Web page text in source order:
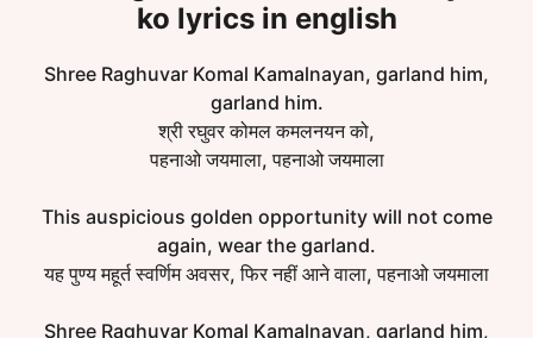
ko lyrics in english
Shree Raghuvar Komal Kamalnayan, garland him,
garland him.
श्री रघुवर कोमल कमलनयन को,
पहनाओ जयमाला, पहनाओ जयमाला
This auspicious golden opportunity will not come
again, wear the garland.
यह पुण्य महूर्त स्वर्णिम अवसर, फिर नहीं आने वाला, पहनाओ जयमाला
Shree Raghuvar Komal Kamalnayan, garland him,